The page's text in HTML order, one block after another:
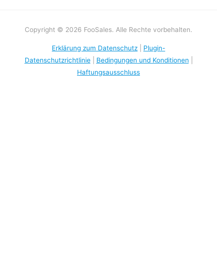
Copyright © 2026 FooSales. Alle Rechte vorbehalten.
Erklärung zum Datenschutz
Plugin-
Datenschutzrichtlinie| Bedingungen und Konditionen
Haftungsausschluss